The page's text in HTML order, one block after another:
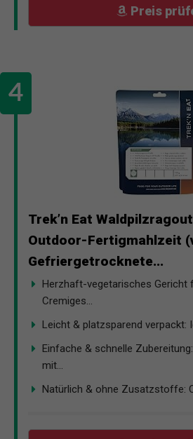
Preis
Trek’n Eat
Outdoor-Fertigmahlzeit
Gefriergetrocknete...
Herzhaft-vegetarisches Gericht
Cremiges...
Leicht & platzsparend verpackt:
Einfache & schnelle
mit...
Natürlich & ohne Zusatzstoffe: